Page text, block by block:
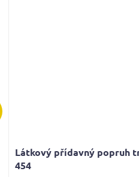
Látkový přídavný popruh
454